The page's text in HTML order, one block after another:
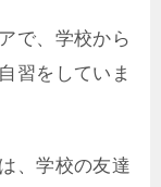
で、学校から
習をしていま
、学校の友達